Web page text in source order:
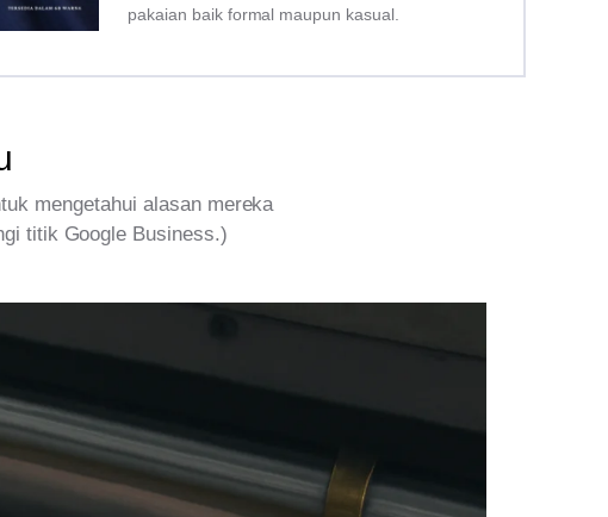
pakaian baik formal maupun kasual.
mengetahui alasan mereka
titik Google Business.)